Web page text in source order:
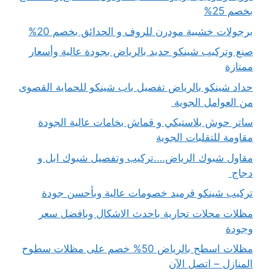
بخصم 25%
برجولات خشبية مودرن للروف و الحدائق بخصم 20%
صنع وتركيب شينكو حديد بالرياض بجودة عالية وأسعار
ممتازة
حداد شينكو بالرياض تفصيل باب شينكو للحماية القصوى
من العوامل الجوية
ساتر حوش بلاستيكي و قماش بخامات عالية الجودة
مقاومة للتقلبات الجوية
مقاول شبوك الرياض….تركيب وتفصيل شبوك ابل و
دجاج
تركيب شينكو قرميد خصومات عالية وبأحسن جودة
مظلات محلات تجارية باحدث الاشكال وبافضل سعر
وجودة
مظلات اسطح بالرياض 50% خصم على مظلات سطوح
المنازل – اتصل الآن